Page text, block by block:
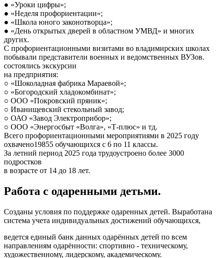
● «Уроки цифры»;
● «Неделя профориентации»;
● «Школа юного законотворца»;
● «День открытых дверей в областном УМВД» и многих
других.
С профориентационными визитами во владимирских школах
побывали представители военных и ведомственных ВУЗов.
состоялись экскурсии
на предприятия:
○ «Шоколадная фабрика Мараевой»;
○ «Богородский хладокомбинат»;
○ ООО «Покровский пряник»;
○ Иванищевский стекольный завод;
○ ОАО «Завод Электроприбор»;
○ ООО «Энергосбыт «Волга», «Т-плюс» и тд.
Всего профориентационными мероприятиями в 2025 году
охвачено19855 обучающихся с 6 по 11 классы.
За летний период 2025 года трудоустроено более 3000
подростков
в возрасте от 14 до 18 лет.
Работа с одаренными детьми.
Созданы условия по поддержке одаренных детей. Выработана
система учета индивидуальных достижений обучающихся,
ведется единый банк данных одарённых детей по всем
направлениям одарённости: спортивно - техническому,
художественному, лидерскому, академическому.